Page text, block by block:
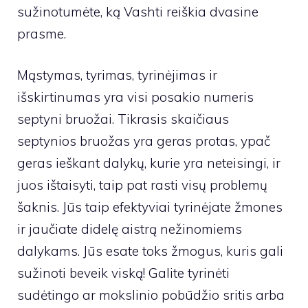
sužinotumėte, ką Vashti reiškia dvasine
prasme.
Mąstymas, tyrimas, tyrinėjimas ir
išskirtinumas yra visi posakio numeris
septyni bruožai. Tikrasis skaičiaus
septynios bruožas yra geras protas, ypač
geras ieškant dalykų, kurie yra neteisingi, ir
juos ištaisyti, taip pat rasti visų problemų
šaknis. Jūs taip efektyviai tyrinėjate žmones
ir jaučiate didelę aistrą nežinomiems
dalykams. Jūs esate toks žmogus, kuris gali
sužinoti beveik viską! Galite tyrinėti
sudėtingo ar mokslinio pobūdžio sritis arba